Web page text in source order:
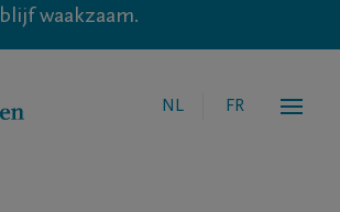
waakzaam.
NL FR